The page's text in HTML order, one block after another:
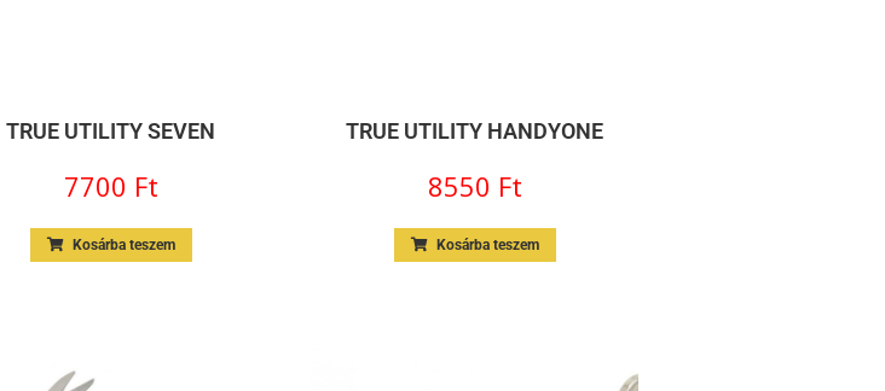
TRUE UTILITY SEVEN
7700 Ft
Kosárba teszem
TRUE UTILITY HANDYONE
8550 Ft
Kosárba teszem